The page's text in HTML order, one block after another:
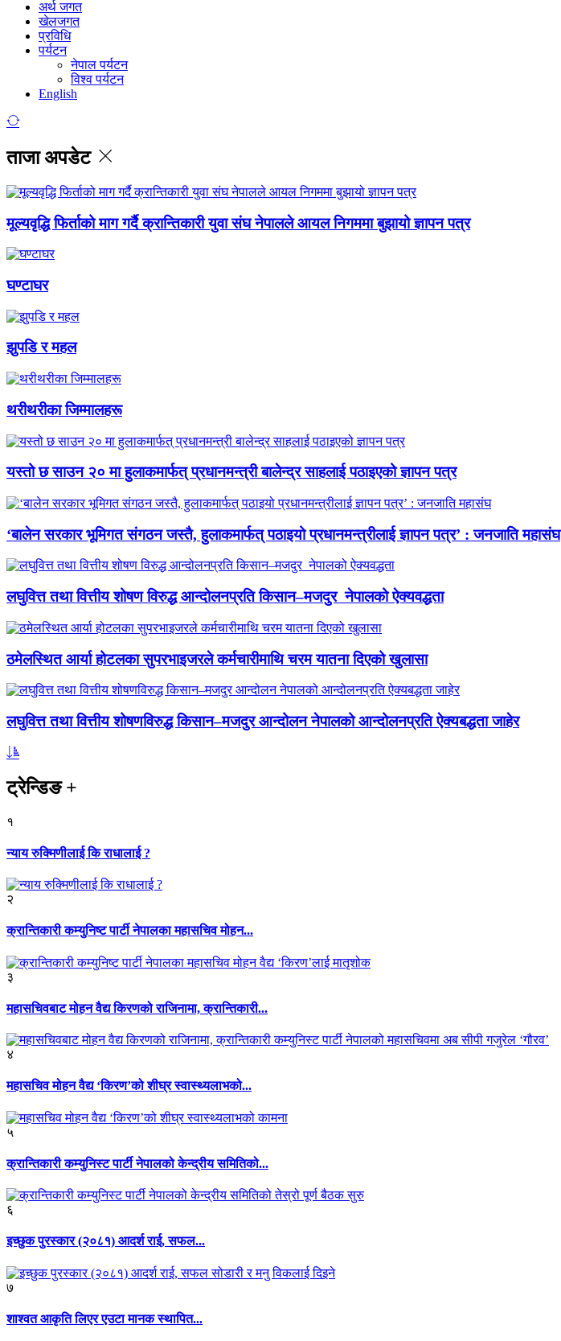
अर्थ जगत
खेलजगत
प्रविधि
पर्यटन
नेपाल पर्यटन
विश्व पर्यटन
English
ताजा अपडेट
मूल्यवृद्धि फिर्ताको माग गर्दै क्रान्तिकारी युवा संघ नेपालले आयल निगममा बुझायो ज्ञापन पत्र
घण्टाघर
झुपडि र महल
थरीथरीका जिम्मालहरू
यस्तो छ साउन २० मा हुलाकमार्फत् प्रधानमन्त्री बालेन्द्र साहलाई पठाइएको ज्ञापन पत्र
‘बालेन सरकार भूमिगत संगठन जस्तै, हुलाकमार्फत् पठाइयो प्रधानमन्त्रीलाई ज्ञापन पत्र’ : जनजाति महासंघ
लघुवित्त तथा वित्तीय शोषण विरुद्ध आन्दोलनप्रति किसान–मजदुर नेपालको ऐक्यवद्धता
ठमेलस्थित आर्या होटलका सुपरभाइजरले कर्मचारीमाथि चरम यातना दिएको खुलासा
लघुवित्त तथा वित्तीय शोषणविरुद्ध किसान–मजदुर आन्दोलन नेपालको आन्दोलनप्रति ऐक्यबद्धता जाहेर
ट्रेन्डिङ+
१
न्याय रुक्मिणीलाई कि राधालाई ?
२
क्रान्तिकारी कम्युनिष्ट पार्टी नेपालका महासचिव मोहन...
३
महासचिवबाट मोहन वैद्य किरणको राजिनामा, क्रान्तिकारी...
४
महासचिव मोहन वैद्य ‘किरण’को शीघ्र स्वास्थ्यलाभको...
५
क्रान्तिकारी कम्युनिस्ट पार्टी नेपालको केन्द्रीय समितिको...
६
इच्छुक पुरस्कार (२०८१) आदर्श राई, सफल...
७
शाश्वत आकृति लिएर एउटा मानक स्थापित...